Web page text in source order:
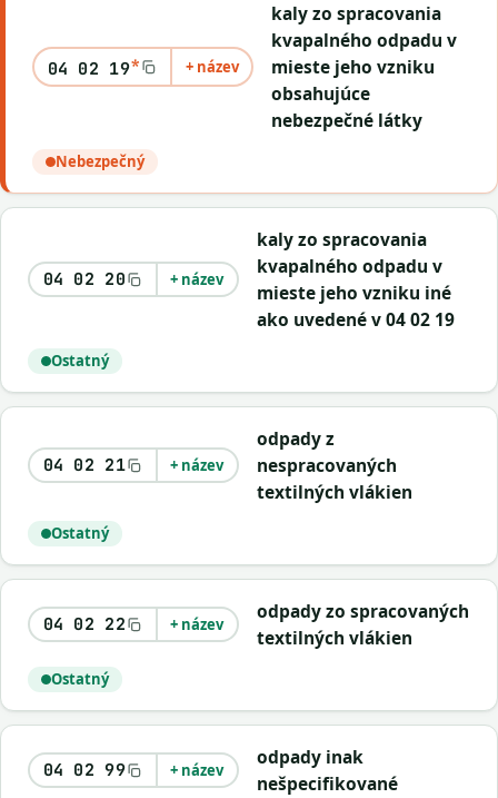
04 02 19* + název
kaly zo spracovania
kvapalného odpadu v
mieste jeho vzniku
obsahujúce
nebezpečné látky
Nebezpečný
04 02 20 + název
kaly zo spracovania
kvapalného odpadu v
mieste jeho vzniku iné
ako uvedené v 04 02 19
Ostatný
04 02 21 + název
odpady z
nespracovaných
textilných vlákien
Ostatný
04 02 22 + název
odpady zo spracovaných
textilných vlákien
Ostatný
04 02 99 + název
odpady inak
nešpecifikované